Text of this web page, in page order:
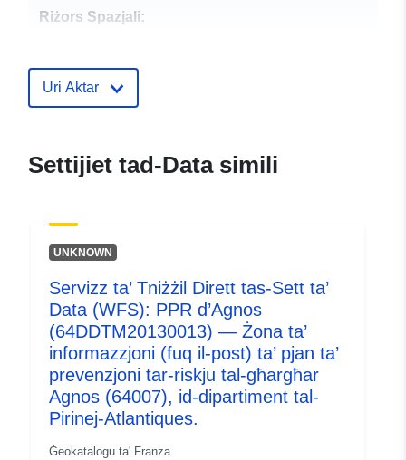
Riżors Spazjali:
69acd85c26c2
Tip:
Riżorsa:
http://inspire.ec.europa.eu/
codelist/SpatialDataServiceType/
Uri Aktar
Settijiet tad-Data simili
UNKNOWN
Servizz ta’ Tniżżil Dirett tas-Sett ta’
Data (WFS): PPR d’Agnos
(64DDTM20130013) — Żona ta’
informazzjoni (fuq il-post) ta’ pjan ta’
prevenzjoni tar-riskju tal-għargħar
Agnos (64007), id-dipartiment tal-
Pirinej-Atlantiques.
Ġeokatalogu ta' Franza